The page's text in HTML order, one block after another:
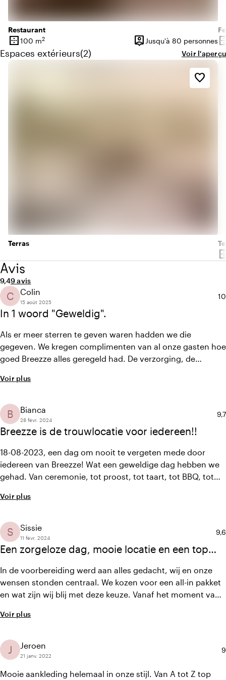
Restaurant
border_outer
Superficie
100 m2 person_pin
Capacité
Jusqu'à 80 personnes
Espaces extérieurs
Quantité de espaces extérieurs : 2
(2) Voir l'aperçu
Terras
favorite_border
Avis
Note moyenne de 9,4 sur 10
9,4Nombre d'avis : 9
9 avis
In 1 woord "Geweldig".
C Colin
15 août 2025
10
Als er meer sterren te geven waren hadden we die
gegeven. We kregen complimenten van al onze gasten hoe
goed Breezze alles geregeld had. De verzorging, de
lieve eigenaar en haar dochter hebben ons in de lange
meedenken. Het was een geweldige dag om op terug te
kijken.
Voir plus
Breezze is de trouwlocatie voor iedereen!!
B Bianca
28 févr. 2024
9,7
18-08-2023, een dag om nooit te vergeten mede door
iedereen van Breezze! Wat een geweldige dag hebben we
gehad. Van ceremonie, tot proost, tot taart, tot BBQ, tot
er nu een half jaar later nog over. Iedereen heeft het als 1
super gastvrije en vooral mooie locatie, bij Breezze moet je
zijn!!
Voir plus
Een zorgeloze dag, mooie locatie en een top
bruiloft.
S Sissie
11 févr. 2024
9,6
In de voorbereiding werd aan alles gedacht, wij en onze
wensen stonden centraal. We kozen voor een all-in pakket
en wat zijn wij blij met deze keuze. Vanaf het moment van
heel goed verzorgd. Het eten was heerlijk, de ceremonie
lief, vrolijk en behulpzaam.Wij hebben een top dag gehad,
om nooit te vergeten
Voir plus
J Jeroen
21 janv. 2022
9
Mooie aankleding helemaal in onze stijl. Van A tot Z top